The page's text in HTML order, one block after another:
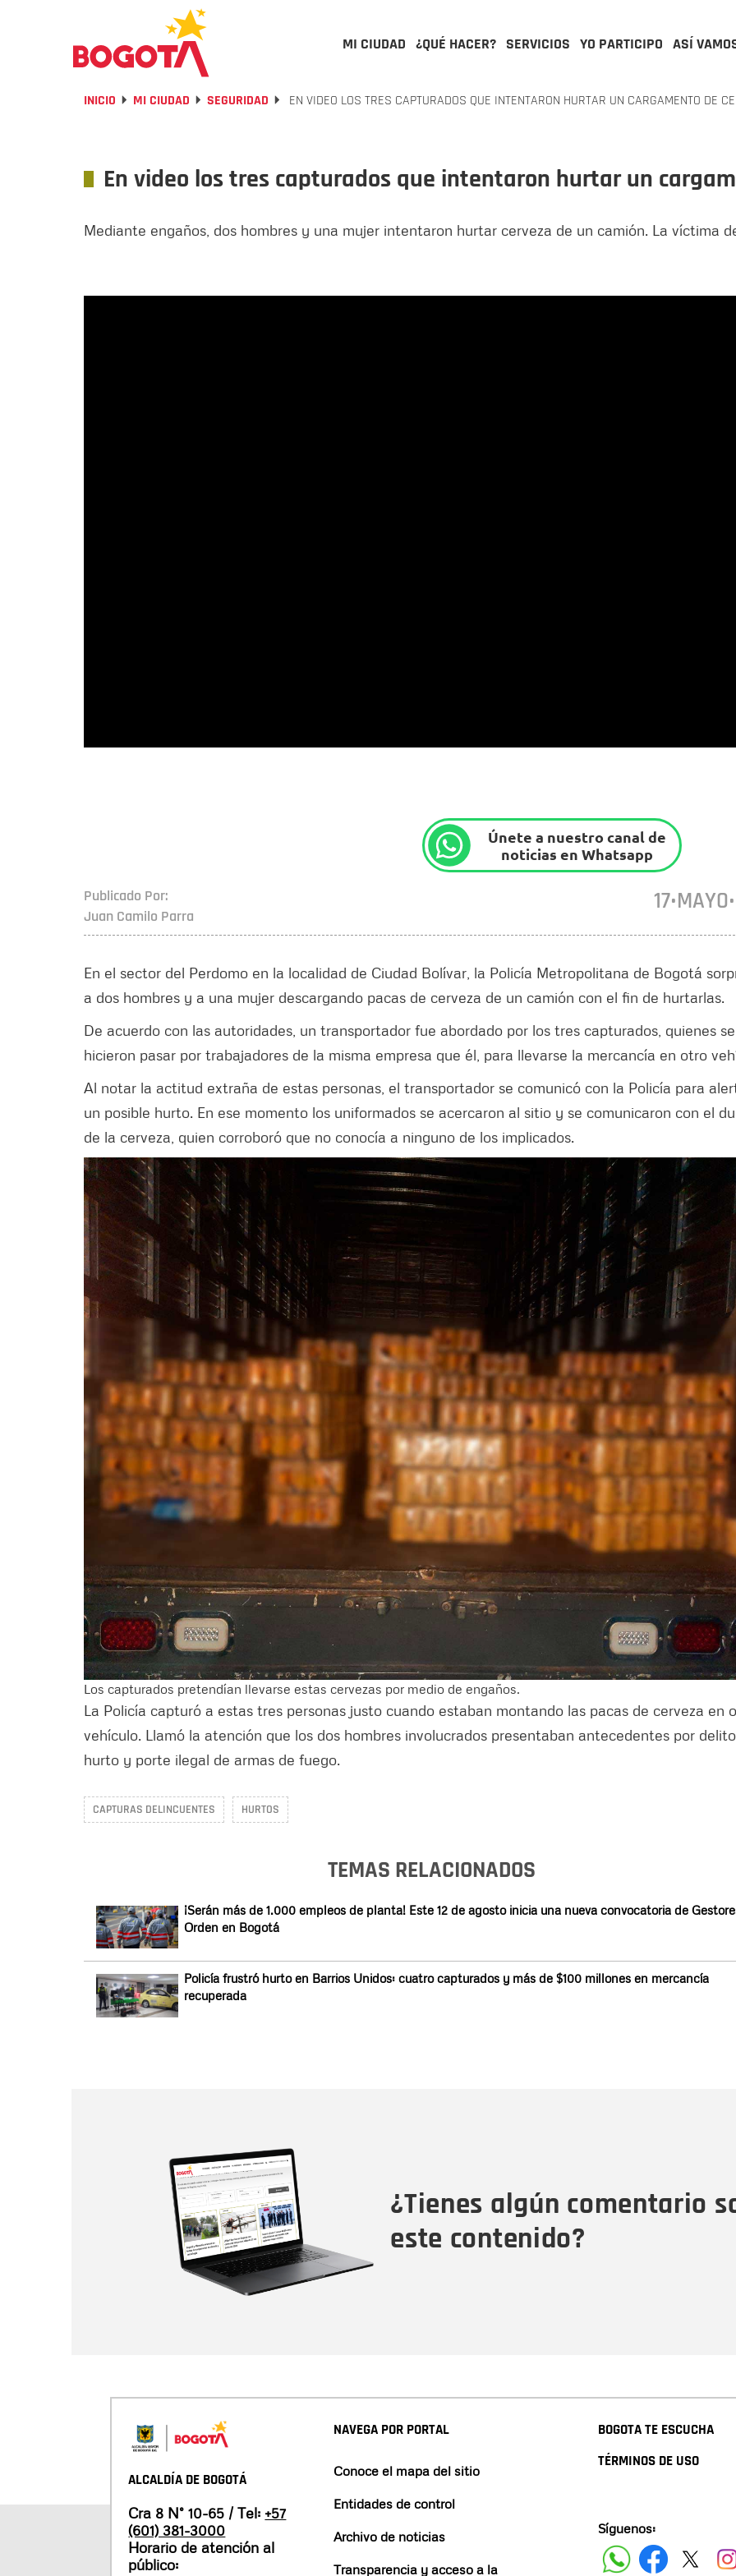
MI CIUDAD ¿QUÉ HACER? SERVICIOS YO PARTICIPO ASÍ
INICIO MI CIUDAD SEGURIDAD EN VIDEO LOS TRES CAPTURADOS QUE INTENTARON HURTAR UN CARGAMENTO DE
En video los tres capturados que intentaron hurtar un
Mediante engaños, dos hombres y una mujer intentaron hurtar cerveza de un camión. La víctima
Únete a nuestro canal de
noticias en Whatsapp
Publicado Por:
Juan Camilo Parra
En el sector del Perdomo en la localidad de Ciudad Bolívar, la Policía Metropolitana de Bogotá
a dos hombres y a una mujer descargando pacas de cerveza de un camión con el fin de hurtarlas.
De acuerdo con las autoridades, un transportador fue abordado por los tres capturados, quienes se
hicieron pasar por trabajadores de la misma empresa que él, para llevarse la mercancía en otro
Al notar la actitud extraña de estas personas, el transportador se comunicó con la Policía para
un posible hurto. En ese momento los uniformados se acercaron al sitio y se comunicaron con el
de la cerveza, quien corroboró que no conocía a ninguno de los implicados.
Los capturados pretendían llevarse estas cervezas por medio de engaños.
La Policía capturó a estas tres personas justo cuando estaban montando las pacas de cerveza en
vehículo. Llamó la atención que los dos hombres involucrados presentaban antecedentes por
hurto y porte ilegal de armas de fuego.
CAPTURAS DELINCUENTES HURTOS
TEMAS RELACIONADOS
¡Serán más de 1.000 empleos de planta! Este 12 de agosto inicia una nueva convocatoria de
Orden en Bogotá
Policía frustró hurto en Barrios Unidos: cuatro capturados y más de $100 millones en mercancía
recuperada
¿Tienes algún comentario
este contenido?
ALCALDÍA DE BOGOTÁ
Cra 8 N° 10-65 / Tel: +57
(601) 381-3000
Horario de atención al
público:
NAVEGA POR PORTAL
Conoce el mapa del sitio
Entidades de control
Archivo de noticias
Transparencia y acceso a la
BOGOTA TE ESCUCHA
TÉRMINOS DE USO
Síguenos: